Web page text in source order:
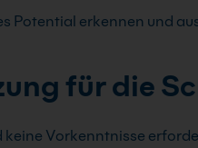
Potential erkennen und
für die
keine Vorkenntnisse